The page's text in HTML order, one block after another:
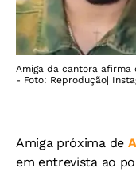
Amiga da cantora afirma
- Foto: Reprodução|
Amiga próxima de
em entrevista ao